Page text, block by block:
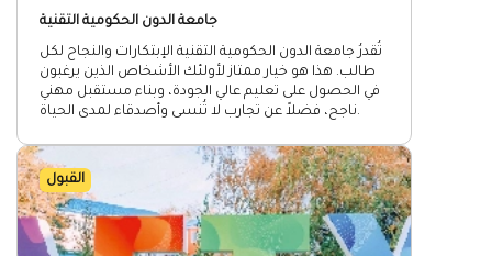
جامعة الدون الحكومية التقنية
تُقدرُ جامعة الدون الحكومية التقنية الإبتكارات والنجاح لكل
طالب. هذا هو خيار ممتاز لأولئك الأشخاص الذين يرغبون
في الحصول على تعليم عالي الجودة، وبناء مستقبل مهني
ناجح، فضلاً عن تجارب لا تُنسى وأصدقاء لمدى الحياة.
القبول